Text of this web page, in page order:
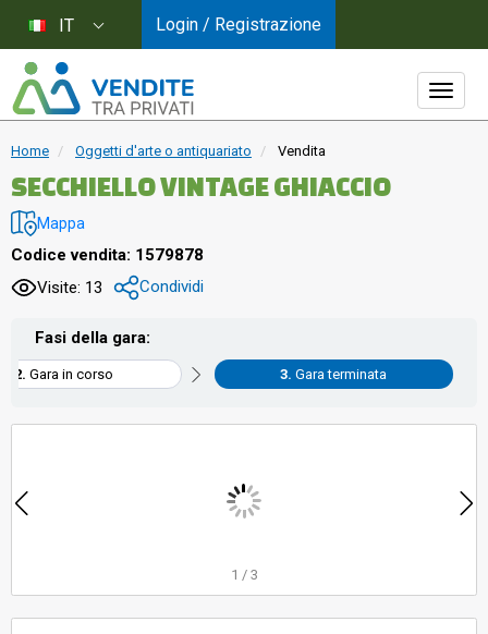
Home Oggetti d'arte o antiquariato Vendita
SECCHIELLO VINTAGE GHIACCIO
Mappa
Codice vendita: 1579878
Visite: 13
Condividi
Fasi della gara:
Gara in corso Gara terminata
1 / 3
IT Login / Registrazione